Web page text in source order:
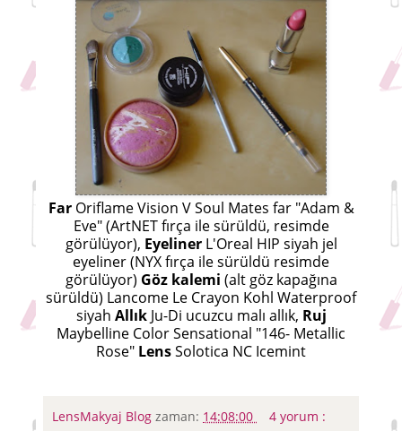
FarOriflame Vision V Soul Mates far "Adam &
Eve" (ArtNET fırça ile sürüldü, resimde
görülüyor), EyelinerL'Oreal HIP siyah jel
eyeliner (NYX fırça ile sürüldü resimde
görülüyor) Göz kalemi (alt göz kapağına
sürüldü) Lancome Le Crayon Kohl Waterproof
siyah Allık Ju-Di ucuzcu malı allık, Ruj
Maybelline Color Sensational "146- Metallic
Rose" LensSolotica NC Icemint
LensMakyaj Blog zaman: 14:08:00 4 yorum :